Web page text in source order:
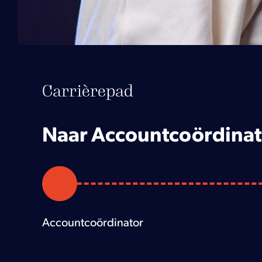
Carrièrepad
Naar
Accountcoördinator